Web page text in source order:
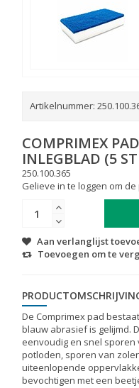
Artikelnummer:
COMPRIMEX
INLEGBLAD (5
250.100.365
Gelieve in te loggen om
Aan verlanglijst
Toevoegen om te
De Comprimex pad
blauw abrasief is gelijmd.
eenvoudig en snel
potloden, sporen van
uiteenlopende
bevochtigen met een